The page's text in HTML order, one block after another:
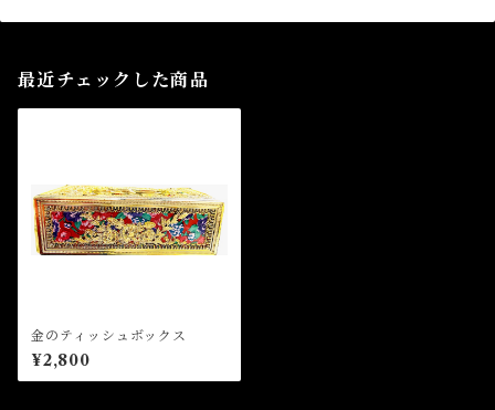
最近チェックした商品
金のティッシュボックス
¥2,800